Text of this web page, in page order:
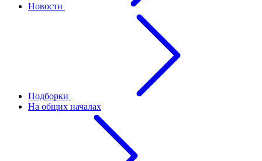
Новости
Подборки
На общих началах